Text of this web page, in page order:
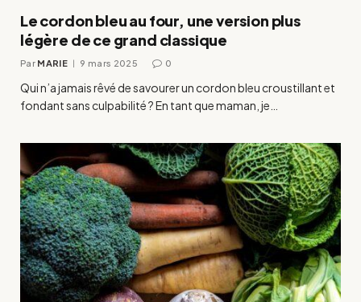
Le cordon bleu au four, une version plus
légère de ce grand classique
Par MARIE 9 mars 2025 0
Qui n’a jamais rêvé de savourer un cordon bleu croustillant et
fondant sans culpabilité ? En tant que maman, je…